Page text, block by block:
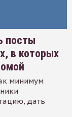
посты
в которых
минимум
дать